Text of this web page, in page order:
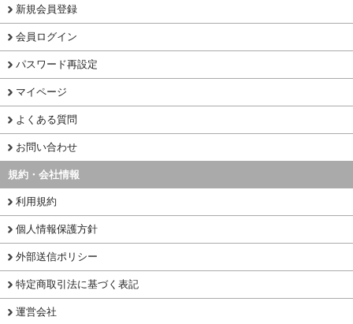
新規会員登録
会員ログイン
パスワード再設定
マイページ
よくある質問
お問い合わせ
規約・会社情報
利用規約
個人情報保護方針
外部送信ポリシー
特定商取引法に基づく表記
運営会社